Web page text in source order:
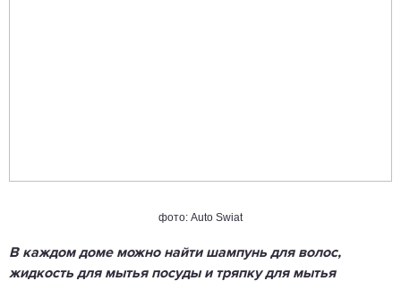
фото: Auto Swiat
В каждом доме можно найти шампунь для волос,
жидкость для мытья посуды и тряпку для мытья